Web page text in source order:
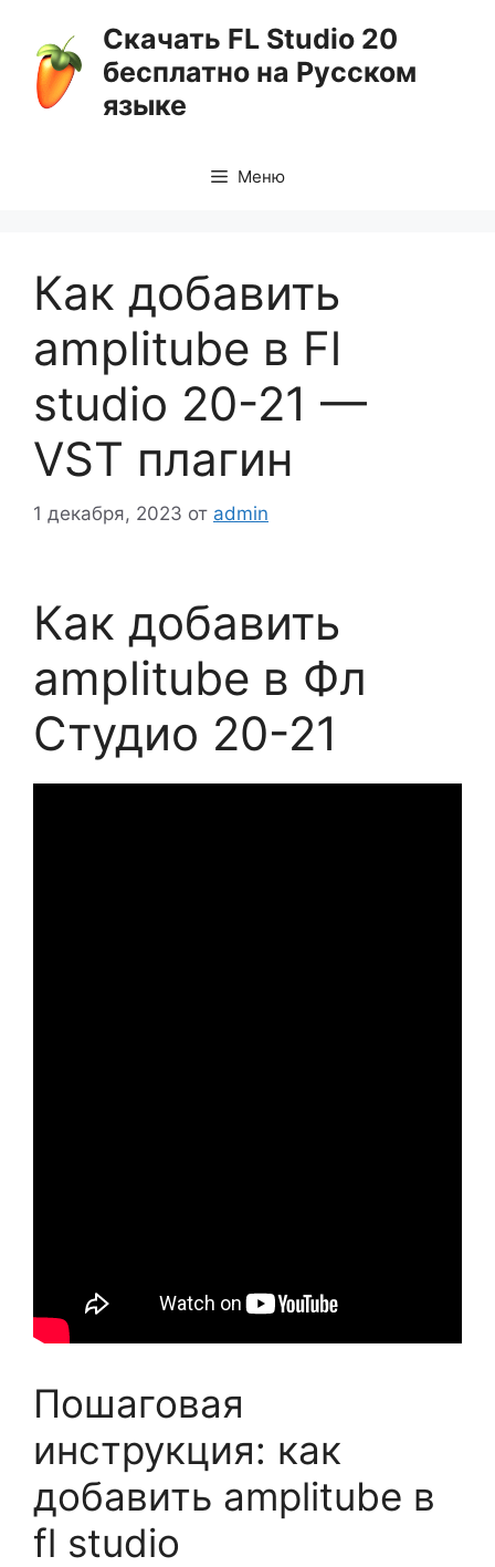
содержимому
Скачать FL Studio 20
бесплатно на Русском
языке
Меню
Как добавить
amplitube в Fl
studio 20-21 —
VST плагин
1 декабря, 2023 от admin
Как добавить
amplitube в Фл
Студио 20-21
Пошаговая
инструкция: как
добавить amplitube в
fl studio